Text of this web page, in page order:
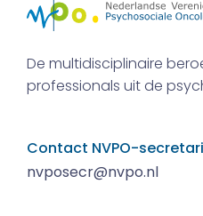
De multidisciplinaire
professionals uit de
Contact NVPO-
nvposecr@nvpo.nl